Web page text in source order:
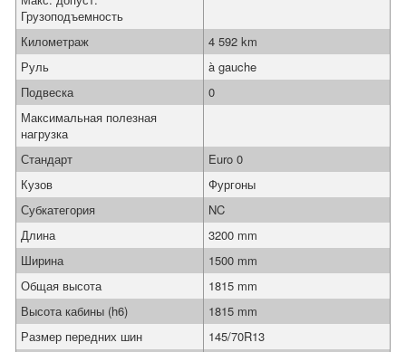
Грузоподъемность
Километраж
4 592 km
Руль
à gauche
Подвеска
0
Максимальная полезная
нагрузка
Стандарт
Euro 0
Кузов
Фургоны
Субкатегория
NC
Длина
3200 mm
Ширина
1500 mm
Общая высота
1815 mm
Высота кабины (h6)
1815 mm
Размер передних шин
145/70R13